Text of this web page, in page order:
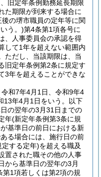
旧定年条例勤務延長期限
た期限が到来する場合に
の堺市職員の定年等に関
う。)第4条第1項各号に
、人事委員会の承認を得
して1年を超えない範囲内
ただし、当該期限は、当
旧定年条例第2条に規定す
3年を超えることができな
和7年4月1日、令和9年4
13年4月1日をいう。以下
の翌年の3月31日までの
年(新定年条例第3条に規
が基準日の前日における新
る場合には、施行日の前
する定年)を超える職及
置された職その他の人事
から基準日の翌年の3月
1項若しくは第2項の規